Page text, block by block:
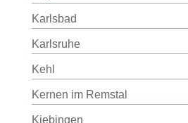
Karlsbad
Karlsruhe
Kehl
Kernen im Remstal
Kiebingen